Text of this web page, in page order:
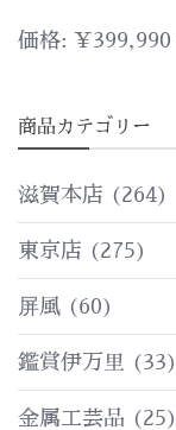
最
価
格
最
価
格
価格: ¥399,990
商品カテゴリー
滋賀本店 (264)
東京店 (275)
屏風 (60)
鑑賞伊万里 (33)
金属工芸品 (25)